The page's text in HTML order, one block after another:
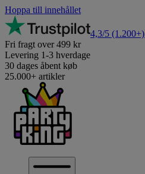
Hoppa till innehållet
4,3/5 (1.200+)
Fri fragt over 499 kr
Levering 1-3 hverdage
30 dages åbent køb
25.000+ artikler